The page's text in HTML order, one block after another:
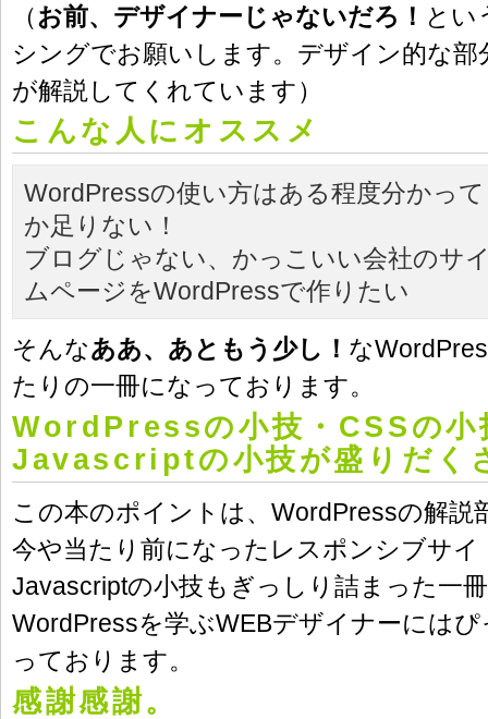
（お前、デザイナーじゃないだろ！ とい
シングでお願いします。デザイン的な
が解説してくれています）
こんな人にオススメ
WordPressの使い方はある程度分かっ
か足りない！
ブログじゃない、かっこいい会社のサ
ムページをWordPressで作りたい
そんなああ、あともう少し！ な
たりの一冊になっております。
WordPressの小技・CSSの小
Javascriptの小技が盛りだく
この本のポイントは、WordPressの解説
今や当たり前になったレスポンシブサイ
Javascriptの小技もぎっしり詰まった一
WordPressを学ぶWEBデザイナーには
っております。
感謝感謝。